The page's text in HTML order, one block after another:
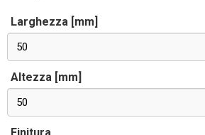
Larghezza [mm]
50
Altezza [mm]
50